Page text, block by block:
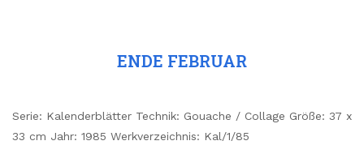
ENDE FEBRUAR
Serie: Kalenderblätter Technik: Gouache / Collage Größe: 37 x
33 cm Jahr: 1985 Werkverzeichnis: Kal/1/85